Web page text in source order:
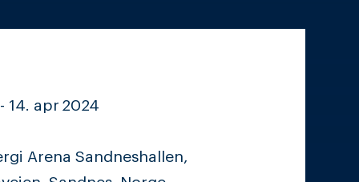
14. apr 2024
Arena Sandneshallen,